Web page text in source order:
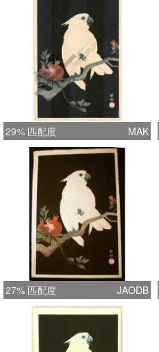
29% 匹配度 MAK
27% 匹配度 JAODB